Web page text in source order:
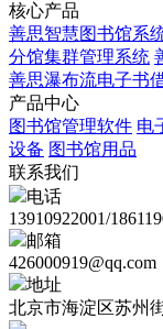
核心产品
善思智慧图书馆系
分馆集群管理系统
善思瀑布流电子书
产品中心
图书馆管理软件 电
设备 图书馆用品
联系我们
电话
13910922001/
邮箱
426000919@qq.com
地址
北京市海淀区苏州